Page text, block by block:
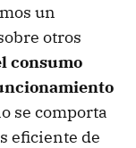
un
otros
consumo
se comporta
eficiente de